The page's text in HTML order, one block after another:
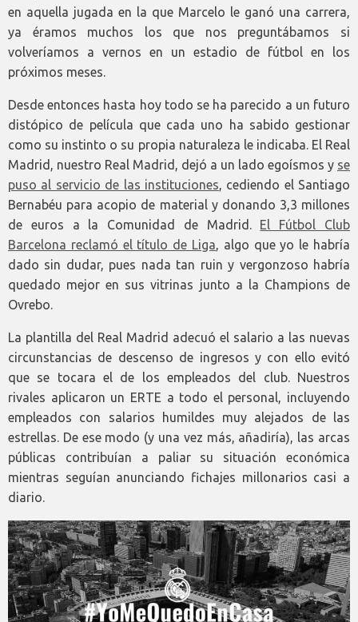
en aquella jugada en la que Marcelo le ganó una carrera,
ya éramos muchos los que nos preguntábamos si
volveríamos a vernos en un estadio de fútbol en los
próximos meses.
Desde entonces hasta hoy todo se ha parecido a un futuro
distópico de película que cada uno ha sabido gestionar
como su instinto o su propia naturaleza le indicaba. El Real
Madrid, nuestro Real Madrid, dejó a un lado egoísmos y se
puso al servicio de las instituciones , cediendo el Santiago
Bernabéu para acopio de material y donando 3,3 millones
de euros a la Comunidad de Madrid. El Fútbol Club
Barcelona reclamó el título de Liga , algo que yo le habría
dado sin dudar, pues nada tan ruin y vergonzoso habría
quedado mejor en sus vitrinas junto a la Champions de
Ovrebo.
La plantilla del Real Madrid adecuó el salario a las nuevas
circunstancias de descenso de ingresos y con ello evitó
que se tocara el de los empleados del club. Nuestros
rivales aplicaron un ERTE a todo el personal, incluyendo
empleados con salarios humildes muy alejados de las
estrellas. De ese modo (y una vez más, añadiría), las arcas
públicas contribuían a paliar su situación económica
mientras seguían anunciando fichajes millonarios casi a
diario.